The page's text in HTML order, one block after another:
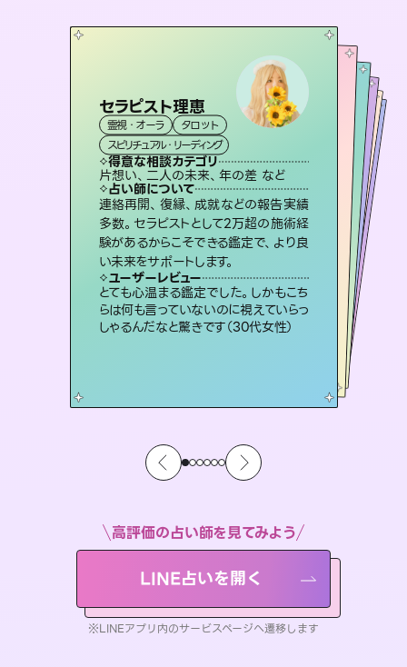
セラピスト理恵
霊視・オーラ
タロット
スピリチュアル・リーディング
得意な相談カテゴリ
片想い、二人の未来、年の差 など
占い師について
連絡再開、復縁、成就などの報告実績
多数。セラピストとして2万超の施術経
験があるからこそできる鑑定で、より良
い未来をサポートします。
ユーザーレビュー
とても心温まる鑑定でした。しかもこち
らは何も言っていないのに視えていらっ
しゃるんだなと驚きです（30代女性）
桃源珠羽（とうげんみう）
霊視・オーラ タロット
スピリチュアル・リーディング
得意な相談カテゴリ
片想い、あの人の気持ち、復縁 など
占い師について
恋愛のお悩みの中でも特に「曖昧な関
係」の相談を得意としており、友達以上
恋人未満なお相手との今後や本音を丁
寧に読み解き恋愛成就へと導きます。
ユーザーレビュー
鑑定していただいてアドバイス通りに行
動すると仲が復活してきました。ありが
とうございました（40代 女性）
彗望（すいぼう
霊視・オーラ
スピリチュアル・リーディング
得意な相談カテゴリ
片想い、あの人の気持ち、復縁 など
占い師について
3,700年以上の歴史を持つ東洋最古の
占術「易占」で詳細まで占い、幸せへ向
かう道筋を示します。厳しい結果にも具
体的な対策をお伝えします。
ユーザーレビュー
複雑な背景もしっかり聞いて鑑定して
いただけました。気持ちが楽になりまし
た（50代 女性）
アイリス -iris-
西洋占星術
ルーン
得意な相談カテゴリ
恋愛総合、片想い、二人の未来 など
占い師について
復縁、恋愛、不倫の行方、同性愛や片思い、仕事関係や借金問題まで知りたいことや心の負担になっていることを紐解き、背中をそっと押して導きます。
ユーザーレビュー
安心感のあり、言い切ってくれる所や濁
さない鑑定のおかげで、毎回自分の気
持ちを整えられます（30代 男性）
おう 霊感オラクル
霊視・オーラ
オラクルカード
得意な相談カテゴリ
恋愛総合、あの人の気持ち など
占い師について
霊視×オラクルカードを使って「今」と
「未来」そして「気になるあの人の気持
ち」まで丁寧に読み解き、恋や人生のヒ
ントを優しく引き出します。
ユーザーレビュー
不安な気持ちが嘘みたいに晴れまし
た…！よく視えていらっしゃるんだなと
感じました（40代 女性）
未来視師＊花
霊視・オーラ 心理学
スピリチュアル・リーディング
得意な相談カテゴリ
出逢い、片想い、復縁 など
占い師について
未来には何パターンもの選択肢があり
ます。不安で視えにくくなっているあな
たの素敵な未来を見つけ、その未来を
選択できるようアドバイスします。
ユーザーレビュー
職場の人の性質や人間関係、本心など
本当によく視えていてびっくり。対策が
打てて前向きになれます（40代）
高評価の占い師を見てみよう
LINE占いを開く
※LINEアプリ内のサービスページへ遷移します